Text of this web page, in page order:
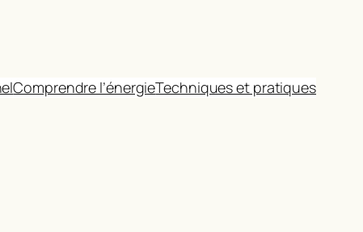
Comprendre l’énergieTechniques et pratiques